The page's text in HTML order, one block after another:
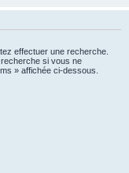
effectuer une recherche.
recherche si vous ne
» affichée ci-dessous.